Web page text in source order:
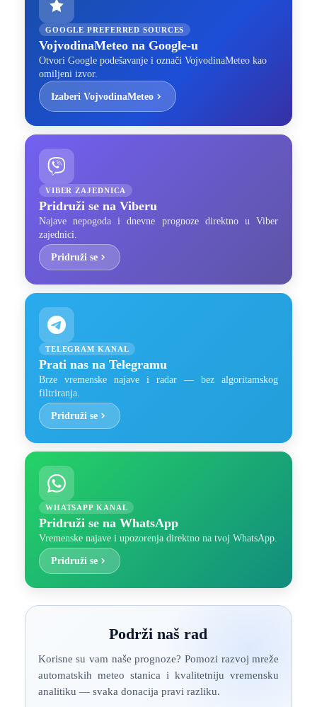
GOOGLE PREFERRED SOURCES
VojvodinaMeteo na Google-u
Otvori Google podešavanje i označi VojvodinaMeteo kao
omiljeni izvor.
Izaberi VojvodinaMeteo
VIBER ZAJEDNICA
Pridruži se na Viberu
Najave nepogoda i dnevne prognoze direktno u Viber
zajednici.
Pridruži se
TELEGRAM KANAL
Prati nas na Telegramu
Brze vremenske najave i radar — bez algoritamskog
filtriranja.
Pridruži se
WHATSAPP KANAL
Pridruži se na WhatsApp
Vremenske najave i upozorenja direktno na tvoj WhatsApp.
Pridruži se
Podrži naš rad
Korisne su vam naše prognoze? Pomozi razvoj mreže
automatskih meteo stanica i kvalitetniju vremensku
analitiku — svaka donacija pravi razliku.